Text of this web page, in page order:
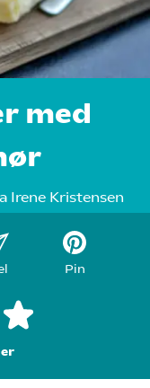
med
Irene Kristensen
Pin